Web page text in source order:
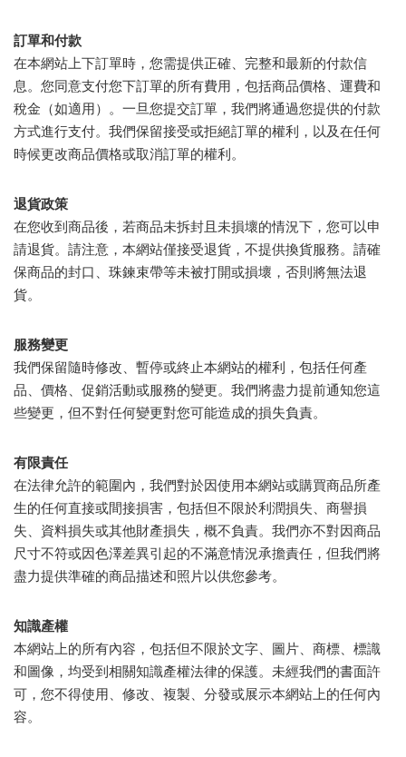
訂單和付款
在本網站上下訂單時，您需提供正確、完整和最新的付款信
息。您同意支付您下訂單的所有費用，包括商品價格、運費和
稅金（如適用）。一旦您提交訂單，我們將通過您提供的付款
方式進行支付。我們保留接受或拒絕訂單的權利，以及在任何
時候更改商品價格或取消訂單的權利。
退貨政策
在您收到商品後，若商品未拆封且未損壞的情況下，您可以申
請退貨。請注意，本網站僅接受退貨，不提供換貨服務。請確
保商品的封口、珠鍊束帶等未被打開或損壞，否則將無法退
貨。
服務變更
我們保留隨時修改、暫停或終止本網站的權利，包括任何產
品、價格、促銷活動或服務的變更。我們將盡力提前通知您這
些變更，但不對任何變更對您可能造成的損失負責。
有限責任
在法律允許的範圍內，我們對於因使用本網站或購買商品所產
生的任何直接或間接損害，包括但不限於利潤損失、商譽損
失、資料損失或其他財產損失，概不負責。我們亦不對因商品
尺寸不符或因色澤差異引起的不滿意情況承擔責任，但我們將
盡力提供準確的商品描述和照片以供您參考。
知識產權
本網站上的所有內容，包括但不限於文字、圖片、商標、標識
和圖像，均受到相關知識產權法律的保護。未經我們的書面許
可，您不得使用、修改、複製、分發或展示本網站上的任何內
容。